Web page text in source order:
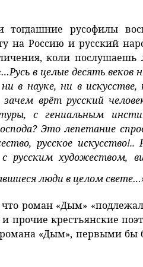
русофилы
на Россию и русский
коли послушаешь
…Русь в целые десять веков
ни в науке, ни в
врёт русский
с гениальным
Это лепетание
русское
русским художеством,
люди в целом
что роман «Дым»
прочие крестьянские
«Дым», первыми бы